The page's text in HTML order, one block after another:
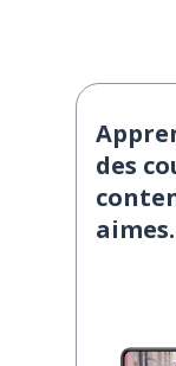
des
aimes.